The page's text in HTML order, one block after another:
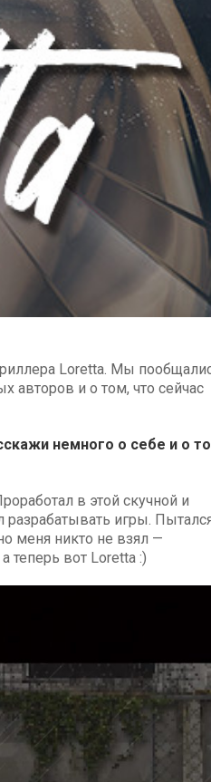
Loretta. Мы
авторов и о том, что сейчас
немного о себе и о
в этой скучной и
разрабатывать игры.
меня никто не взял —
теперь вот Loretta :)